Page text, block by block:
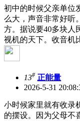
初中的时候父亲单位
么大，声音非常好听
方。据说要40多块人
视机的天下。收音机
13# 正能量
2026-5-31
小时候家里就有收录
的摆设。因为父母不